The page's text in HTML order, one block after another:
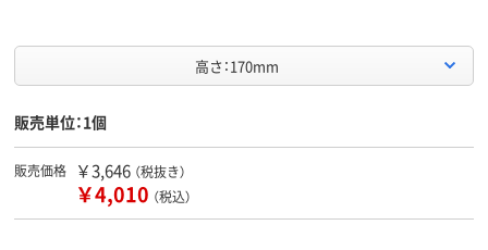
高さ：170mm
販売単位：1個
販売価格 ￥3,646 （税抜き）
￥4,010 （税込）